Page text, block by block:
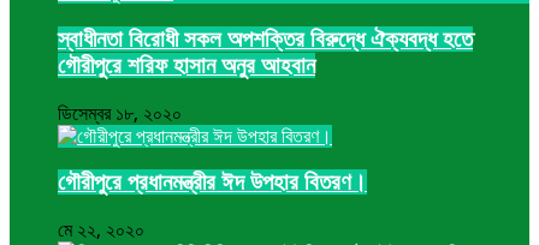
স্বাধীনতা বিরোধী সকল অপশক্তির বিরুদ্ধে ঐক্যবদ্ধ হতে
গৌরীপুরে শরিফ হাসান অনুর আহবান
ডিসেম্বর ১৮, ২০২০
গৌরীপুরে প্রধানমন্ত্রীর ঈদ উপহার বিতরণ।
মে ২২, ২০২০